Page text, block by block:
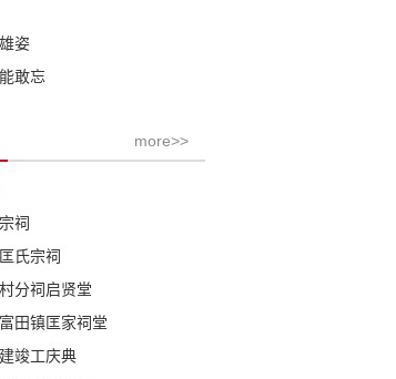
姿
敢忘
more>>
祠
氏宗祠
分祠启贤堂
田镇匡家祠堂
竣工庆典